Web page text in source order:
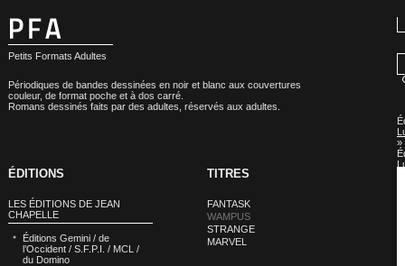
Petits Formats Adultes
Périodiques de bandes dessinées en noir et blanc aux couvertures
couleur, de format poche et à dos carré.
Romans dessinés faits par des adultes, réservés aux adultes.
»
ÉDITIONS
LES ÉDITIONS DE JEAN
CHAPELLE
Éditions Gemini / de
l’Occident / S.F.P.I. / MCL /
du Domino
TITRES
FANTASK
WAMPUS
STRANGE
MARVEL